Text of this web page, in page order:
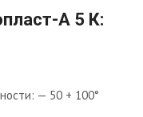
А 5 К:
— 50 + 100°